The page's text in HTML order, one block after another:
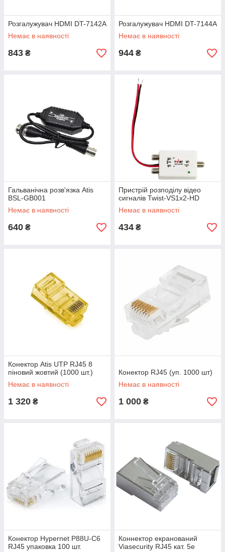
Розгалужувач HDMI DT-7142A
Немає в наявності
843 ₴
Розгалужувач HDMI DT-7144A
Немає в наявності
944 ₴
Гальванічна розв'язка Atis
BSL-GB001
Немає в наявності
640 ₴
Пристрій розподілу відео
сигналів Twist-VS1x2-HD
Немає в наявності
434 ₴
Конектор Atis UTP RJ45 8
піновий жовтий (1000 шт.)
Немає в наявності
1 320 ₴
Конектор RJ45 (уп. 1000 шт)
Немає в наявності
1 000 ₴
Конектор Hypernet P88U-C6
RJ45 упаковка 100 шт.
Коннектор екранований
Viasecurity RJ45 кат. 5e